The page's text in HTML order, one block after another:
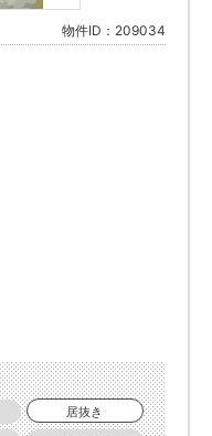
物件ID：209034
居抜き